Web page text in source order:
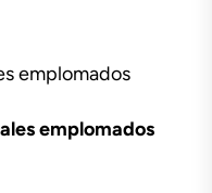
emplomados